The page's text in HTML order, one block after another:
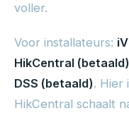
voller.
Voor installateurs:
HikCentral (betaald)
DSS (betaald). Hier
HikCentral schaalt